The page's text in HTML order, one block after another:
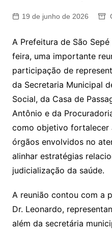
19 de junho de 2026
A Prefeitura de São
feira, uma importante
participação de
da Secretaria Municipal
Social, da Casa de
Antônio e da
como objetivo fortalecer
órgãos envolvidos no
alinhar estratégias
judicialização da saúde.
A reunião contou com a
Dr. Leonardo,
além da secretária